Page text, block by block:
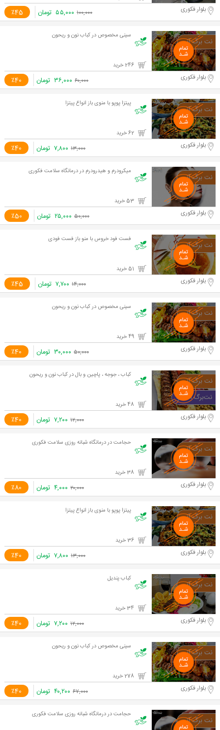
٪45 بلوار فکوری ۱۰۰,۰۰۰ ۵۵,۰۰۰ تومان
سینی مخصوص در کباب نون و ریحون
٪40 بلوار فکوری ۶۰,۰۰۰ ۳۶,۰۰۰ تومان
پیتزا پوپو با منوی باز انواع پیتزا
٪40 بلوار فکوری ۱۳,۰۰۰ ۷,۸۰۰ تومان
میکرودرم و هیدرودرم در درمانگاه سلامت فکوری
٪50 بلوار فکوری ۵۰,۰۰۰ ۲۵,۰۰۰ تومان
فست فود خروس با منو باز فست فودی
٪45 بلوار فکوری ۱۴,۰۰۰ ۷,۷۰۰ تومان
سینی مخصوص در کباب نون و ریحون
٪40 بلوار فکوری ۵۰,۰۰۰ ۳۰,۰۰۰ تومان
کباب ، جوجه ، پاچین و بال در کباب نون و ریحون
٪40 بلوار فکوری ۱۲,۰۰۰ ۷,۲۰۰ تومان
حجامت در درمانگاه شبانه روزی سلامت فکوری
٪80 بلوار فکوری ۲۰,۰۰۰ ۴,۰۰۰ تومان
پیتزا پوپو با منوی باز انواع پیتزا
٪40 بلوار فکوری ۱۳,۰۰۰ ۷,۸۰۰ تومان
کباب پندیل
٪40 بلوار فکوری ۱۲,۰۰۰ ۷,۲۰۰ تومان
سینی مخصوص در کباب نون و ریحون
٪40 بلوار فکوری ۶۷,۰۰۰ ۴۰,۲۰۰ تومان
حجامت در درمانگاه شبانه روزی سلامت فکوری